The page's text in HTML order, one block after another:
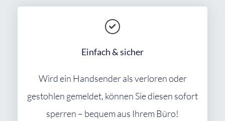
Einfach & sicher
Wird ein Handsender als verloren oder
gestohlen gemeldet, können Sie diesen sofort
sperren – bequem aus Ihrem Büro!